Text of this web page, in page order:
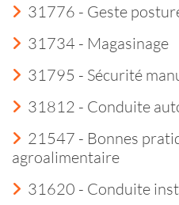
31776 - Geste
31734 - Magasinage
31795 - Sécurité
31812 - Conduite
21547 - Bonnes
agroalimentaire
31620 - Conduite